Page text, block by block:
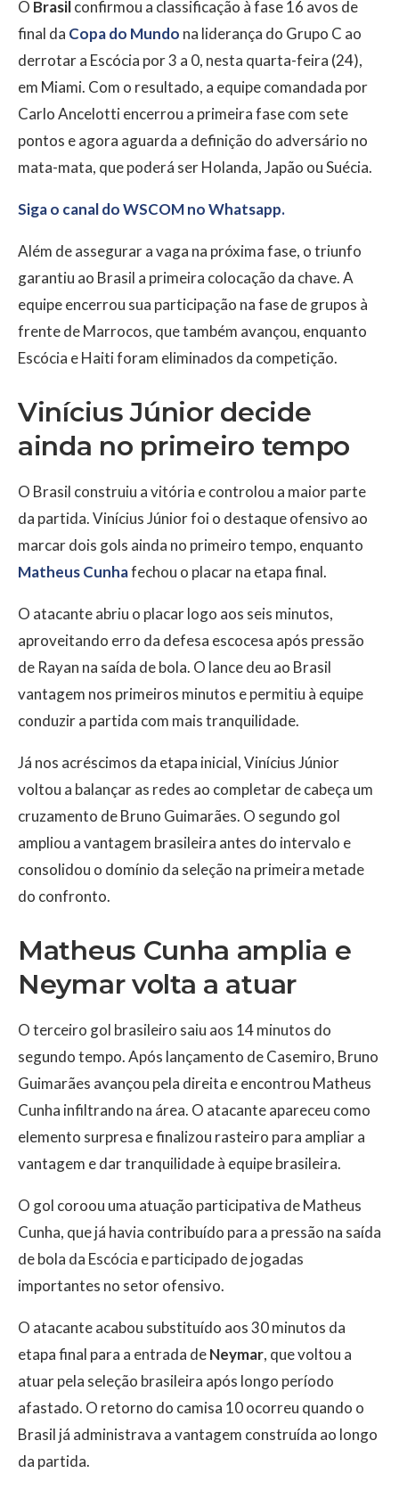
O Brasilconfirmou a classificação à fase 16 avos de
final da Copa do Mundo na liderança do Grupo C ao
derrotar a Escócia por 3 a 0, nesta quarta-feira (24),
em Miami. Com o resultado, a equipe comandada por
Carlo Ancelotti encerrou a primeira fase com sete
pontos e agora aguarda a definição do adversário no
mata-mata, que poderá ser Holanda, Japão ou Suécia.
Siga o canal do WSCOM no Whatsapp.
Além de assegurar a vaga na próxima fase, o triunfo
garantiu ao Brasil a primeira colocação da chave. A
equipe encerrou sua participação na fase de grupos à
frente de Marrocos, que também avançou, enquanto
Escócia e Haiti foram eliminados da competição.
Vinícius Júnior decide
ainda no primeiro tempo
O Brasil construiu a vitória e controlou a maior parte
da partida. Vinícius Júnior foi o destaque ofensivo ao
marcar dois gols ainda no primeiro tempo, enquanto
Matheus Cunhafechou o placar na etapa final.
O atacante abriu o placar logo aos seis minutos,
aproveitando erro da defesa escocesa após pressão
de Rayan na saída de bola. O lance deu ao Brasil
vantagem nos primeiros minutos e permitiu à equipe
conduzir a partida com mais tranquilidade.
Já nos acréscimos da etapa inicial, Vinícius Júnior
voltou a balançar as redes ao completar de cabeça um
cruzamento de Bruno Guimarães. O segundo gol
ampliou a vantagem brasileira antes do intervalo e
consolidou o domínio da seleção na primeira metade
do confronto.
Matheus Cunha amplia e
Neymar volta a atuar
O terceiro gol brasileiro saiu aos 14 minutos do
segundo tempo. Após lançamento de Casemiro, Bruno
Guimarães avançou pela direita e encontrou Matheus
Cunha infiltrando na área. O atacante apareceu como
elemento surpresa e finalizou rasteiro para ampliar a
vantagem e dar tranquilidade à equipe brasileira.
O gol coroou uma atuação participativa de Matheus
Cunha, que já havia contribuído para a pressão na saída
de bola da Escócia e participado de jogadas
importantes no setor ofensivo.
O atacante acabou substituído aos 30 minutos da
etapa final para a entrada deNeymar, que voltou a
atuar pela seleção brasileira após longo período
afastado. O retorno do camisa 10 ocorreu quando o
Brasil já administrava a vantagem construída ao longo
da partida.